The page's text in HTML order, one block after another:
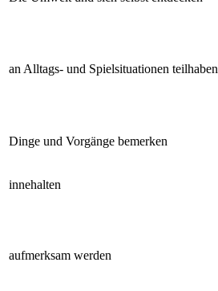
an Alltags- und Spielsituationen teilhaben
Dinge und Vorgänge bemerken
innehalten
aufmerksam werden